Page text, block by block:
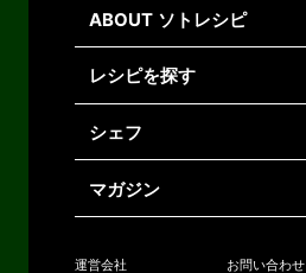
ABOUT ソトレシピ
レシピを探す
シェフ
マガジン
運営会社 お問い合わせ